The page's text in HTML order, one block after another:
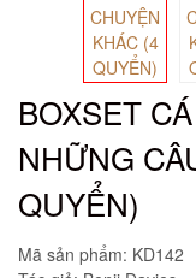
BOXSET
NHỮNG
QUYỂN)
Mã sản phẩm: KD142